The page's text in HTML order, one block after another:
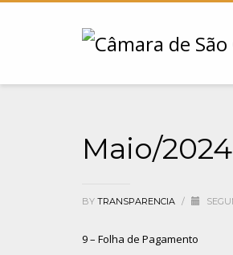
Maio/2024
BY TRANSPARENCIA /
9 – Folha de Pagamento